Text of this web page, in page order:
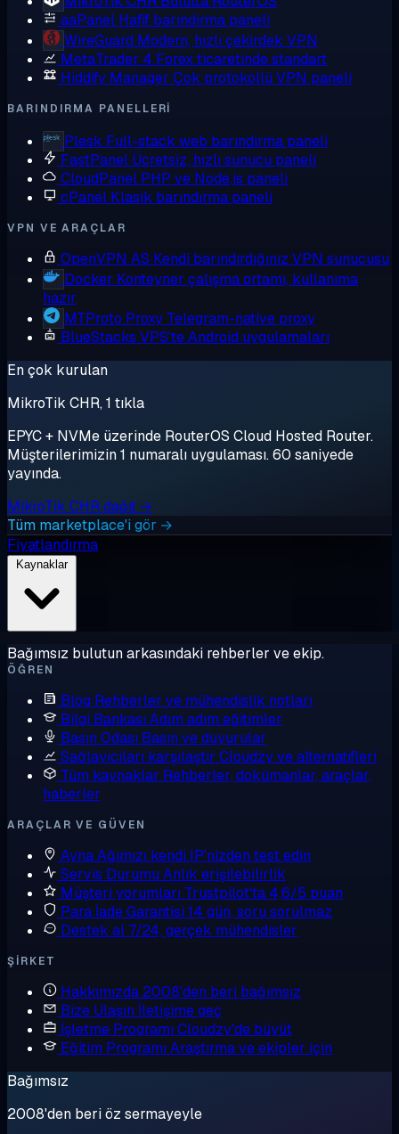
aaPanel Hafif barındırma paneli
WireGuard Modern, hızlı çekirdek VPN
MetaTrader 4 Forex ticaretinde standart
Hiddify Manager Çok protokollü VPN paneli
BARINDIRMA PANELLERI
Plesk Full-stack web barındırma paneli
FastPanel Ücretsiz, hızlı sunucu paneli
CloudPanel PHP ve Node.js paneli
cPanel Klasik barındırma paneli
VPN VE ARAÇLAR
OpenVPN AS Kendi barındırdığınız VPN sunucusu
Docker Konteyner çalışma ortamı, kullanıma
hazır
MTProto Proxy Telegram-native proxy
BlueStacks VPS'te Android uygulamaları
En çok kurulan
MikroTik CHR, 1 tıkla
EPYC + NVMe üzerinde RouterOS Cloud Hosted Router.
Müşterilerimizin 1 numaralı uygulaması. 60 saniyede
yayında.
MikroTik CHR dağıt →
Tüm marketplace'i gör →
Fiyatlandırma
Kaynaklar
Bağımsız bulutun arkasındaki rehberler ve ekip.
ÖĞREN
Blog Rehberler ve mühendislik notları
Bilgi Bankası Adım adım eğitimler
Basın Odası Basın ve duyurular
Sağlayıcıları karşılaştır Cloudzy ve alternatifleri
Tüm kaynaklar Rehberler, dokümanlar, araçlar,
haberler
ARAÇLAR VE GÜVEN
AynaAğımızı kendi IP'nizden test edin
Servis Durumu Anlık erişilebilirlik
Müşteri yorumları Trustpilot'ta 4,6/5 puan
Para İade Garantisi 14 gün, soru sorulmaz
Destek al 7/24, gerçek mühendisler
ŞIRKET
Hakkımızda 2008'den beri bağımsız
Bize Ulaşın İletişime geç
İşletme Programı Cloudzy'de büyüt
Eğitim Programı Araştırma ve ekipler için
Bağımsız
2008'den beri öz sermayeyle